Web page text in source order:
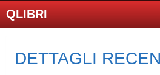
QLIBRI
DETTAGLI